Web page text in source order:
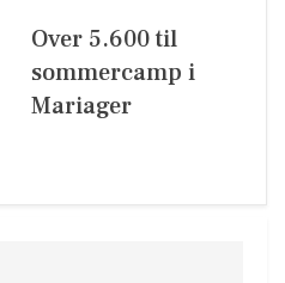
Over 5.600 til
sommercamp i
Mariager